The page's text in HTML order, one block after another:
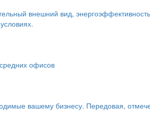
внешний вид,
офисов
вашему бизнесу. Передовая,